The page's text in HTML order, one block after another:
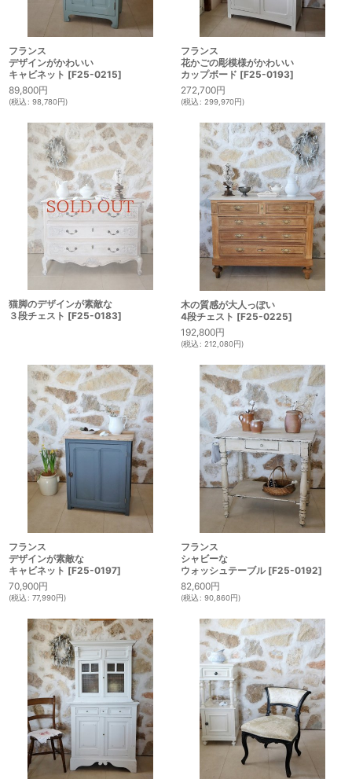
フランス
デザインがかわいい
キャビネット [F25-0215]
89,800円
(税込: 98,780円)
フランス
花かごの彫模様がかわいい
カップボード [F25-0193]
272,700円
(税込: 299,970円)
猫脚のデザインが素敵な
３段チェスト [F25-0183]
木の質感が大人っぽい
4段チェスト [F25-0225]
192,800円
(税込: 212,080円)
フランス
デザインが素敵な
キャビネット [F25-0197]
70,900円
(税込: 77,990円)
フランス
シャビーな
ウォッシュテーブル [F25-0192]
82,600円
(税込: 90,860円)